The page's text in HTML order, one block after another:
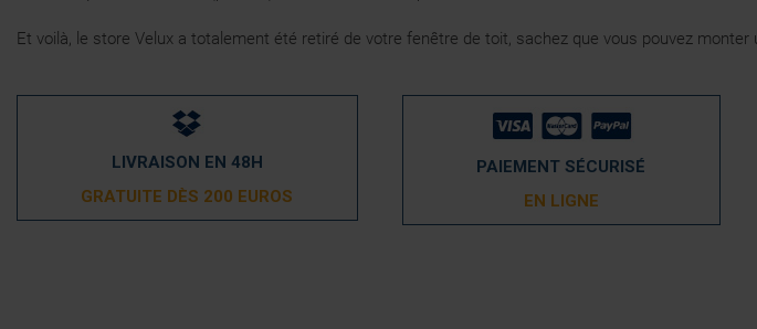
Et voilà, le store Velux a totalement été retiré de votre fenêtre de toit, sachez que vous pouvez
LIVRAISON EN 48H
GRATUITE DÈS 200 EUROS
PAIEMENT SÉCURISÉ
EN LIGNE